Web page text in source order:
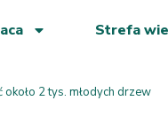
Strefa
2 tys. młodych drzew